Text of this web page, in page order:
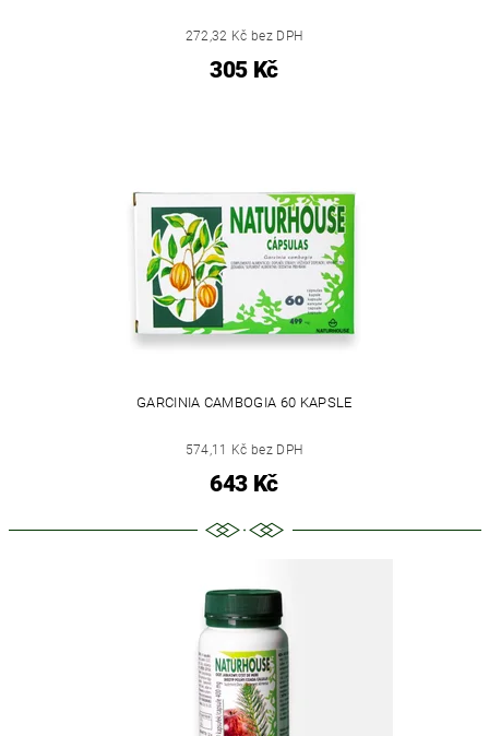
272,32 Kč bez DPH
305 Kč
GARCINIA CAMBOGIA 60 KAPSLE
574,11 Kč bez DPH
643 Kč